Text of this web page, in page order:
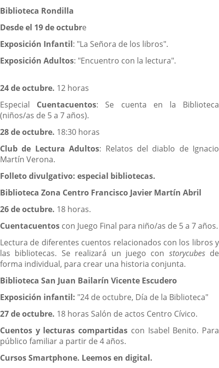
Biblioteca Rondilla
Desde el 19 de octubre
Exposición Infantil: "La Señora de los libros".
Exposición Adultos: "Encuentro con la lectura".
24 de octubre. 12 horas
Especial Cuentacuentos: Se cuenta en la Biblioteca
(niños/as de 5 a 7 años).
28 de octubre. 18:30 horas
Club de Lectura Adultos: Relatos del diablo de Ignacio
Martín Verona.
Folleto divulgativo: especial bibliotecas.
Biblioteca Zona Centro Francisco Javier Martín Abril
26 de octubre. 18 horas.
Cuentacuentos con Juego Final para niño/as de 5 a 7 años.
Lectura de diferentes cuentos relacionados con los libros y
las bibliotecas. Se realizará un juego con storycubesde
forma individual, para crear una historia conjunta.
Biblioteca San Juan Bailarín Vicente Escudero
Exposición infantil: "24 de octubre, Día de la Biblioteca"
27 de octubre. 18 horas Salón de actos Centro Cívico.
Cuentos y lecturas compartidas con Isabel Benito. Para
público familiar a partir de 4 años.
Cursos Smartphone. Leemos en digital.